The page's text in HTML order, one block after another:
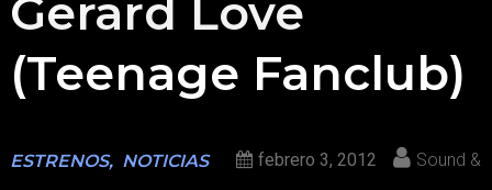
Gerard Love
(Teenage Fanclub)
ESTRENOS, NOTICIAS febrero 3, 2012 Sound &